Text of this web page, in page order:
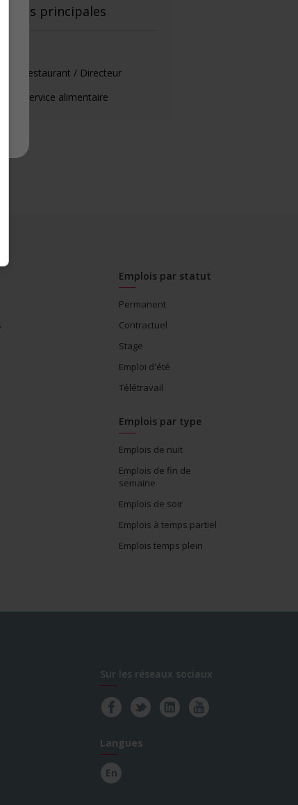
principales
de restaurant / Directeur
du service alimentaire
Emplois par statut
Permanent
Contractuel
Stage
Emploi d'été
Télétravail
Emplois par type
Emplois de nuit
Emplois de fin de
semaine
Emplois de soir
Emplois à temps partiel
Emplois temps plein
Sur les réseaux sociaux
Langues
En